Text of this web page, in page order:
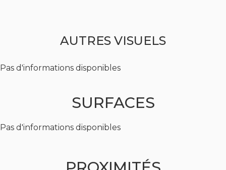
AUTRES VISUELS
Pas d'informations disponibles
SURFACES
Pas d'informations disponibles